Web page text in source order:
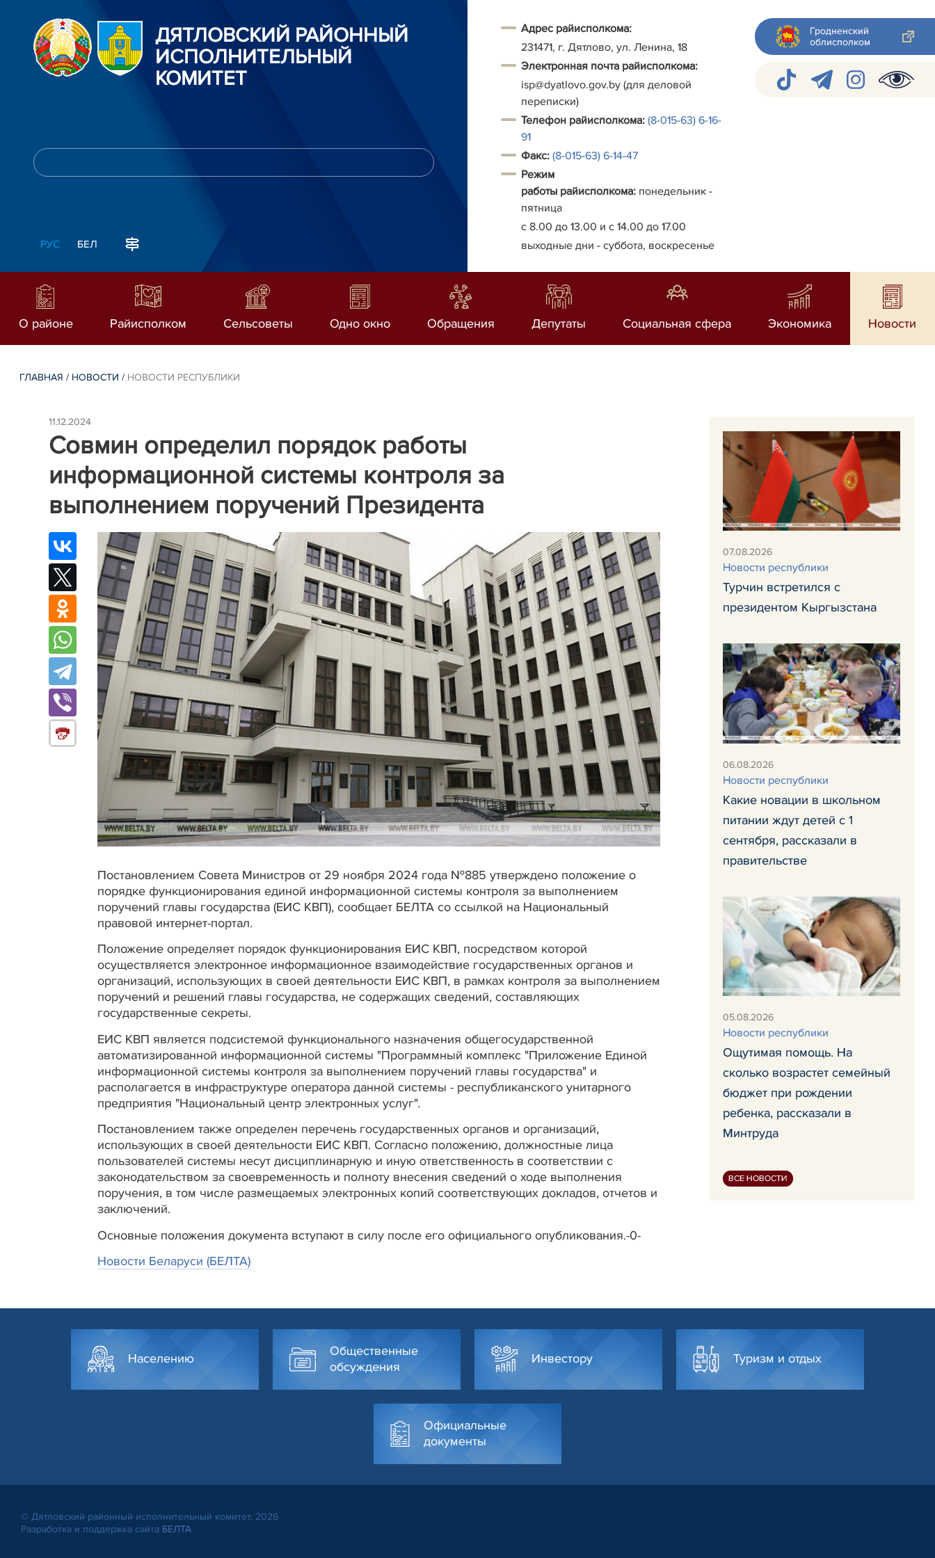
ДЯТЛОВСКИЙ РАЙОННЫЙ
ИСПОЛНИТЕЛЬНЫЙ
КОМИТЕТ
РУС БЕЛ
Адрес райисполкома:
231471, г. Дятлово, ул. Ленина, 18
Электронная почта райисполкома:
isp@dyatlovo.gov.by (для деловой
переписки)
Телефон райисполкома: (8-015-63) 6-16-
91
Факс: (8-015-63) 6-14-47
Режим
работы райисполкома: понедельник -
пятница
с 8.00 до 13.00 и с 14.00 до 17.00
выходные дни - суббота, воскресенье
Гродненский
облисполком
О районе Райисполком Сельсоветы Одно окно Обращения Депутаты Социальная сфера Экономика Новости
ГЛАВНАЯ / НОВОСТИ / НОВОСТИ РЕСПУБЛИКИ
11.12.2024
Совмин определил порядок работы
информационной системы контроля за
выполнением поручений Президента
Постановлением Совета Министров от 29 ноября 2024 года №885 утверждено положение о
порядке функционирования единой информационной системы контроля за выполнением
поручений главы государства (ЕИС КВП), сообщает БЕЛТА со ссылкой на Национальный
правовой интернет-портал.
Положение определяет порядок функционирования ЕИС КВП, посредством которой
осуществляется электронное информационное взаимодействие государственных органов и
организаций, использующих в своей деятельности ЕИС КВП, в рамках контроля за выполнением
поручений и решений главы государства, не содержащих сведений, составляющих
государственные секреты.
ЕИС КВП является подсистемой функционального назначения общегосударственной
автоматизированной информационной системы "Программный комплекс "Приложение Единой
информационной системы контроля за выполнением поручений главы государства" и
располагается в инфраструктуре оператора данной системы - республиканского унитарного
предприятия "Национальный центр электронных услуг".
Постановлением также определен перечень государственных органов и организаций,
использующих в своей деятельности ЕИС КВП. Согласно положению, должностные лица
пользователей системы несут дисциплинарную и иную ответственность в соответствии с
законодательством за своевременность и полноту внесения сведений о ходе выполнения
поручения, в том числе размещаемых электронных копий соответствующих докладов, отчетов и
заключений.
Основные положения документа вступают в силу после его официального опубликования.-0-
Новости Беларуси (БЕЛТА)
07.08.2026
Новости республики
Турчин встретился с
президентом Кыргызстана
06.08.2026
Новости республики
Какие новации в школьном
питании ждут детей с 1
сентября, рассказали в
правительстве
05.08.2026
Новости республики
Ощутимая помощь. На
сколько возрастет семейный
бюджет при рождении
ребенка, рассказали в
Минтруда
ВСЕ НОВОСТИ
Населению
Общественные
обсуждения
Инвестору Туризм и отдых
Официальные
документы
© Дятловский районный исполнительный комитет, 2026
Разработка и поддержка сайта БЕЛТА